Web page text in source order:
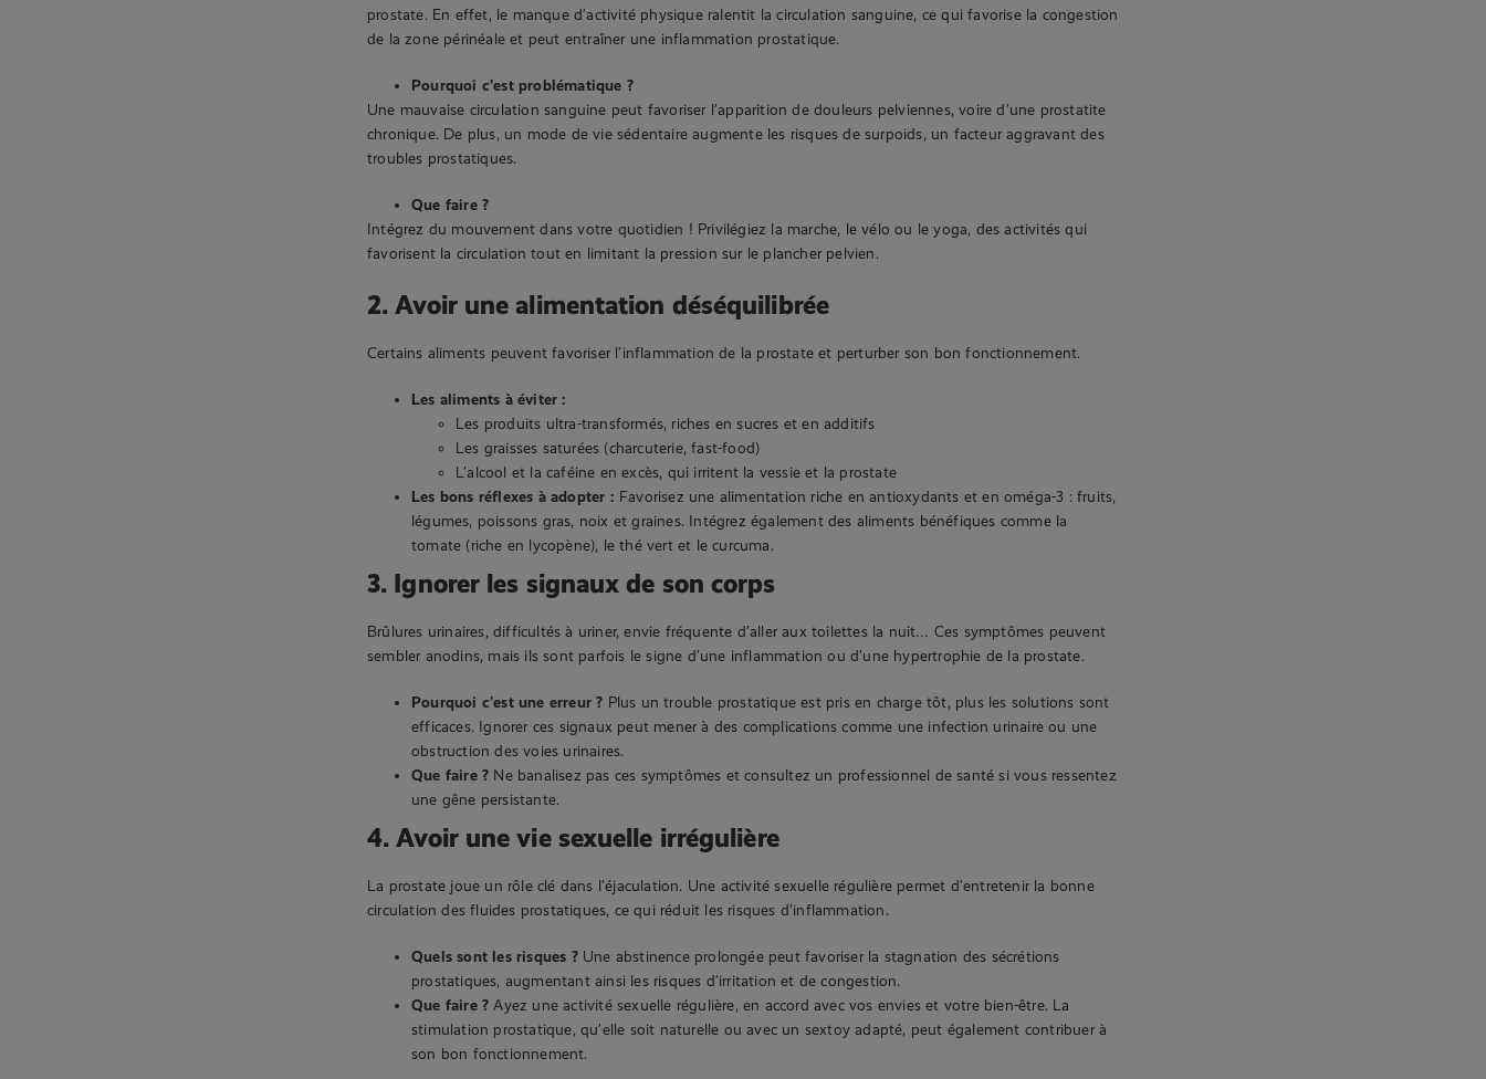
prostate. En effet, le manque d’activité physique ralentit la circulation sanguine, ce qui favorise la congestion
de la zone périnéale et peut entraîner une inflammation prostatique.
Pourquoi c’est problématique ?
Une mauvaise circulation sanguine peut favoriser l’apparition de douleurs pelviennes, voire d’une prostatite
chronique. De plus, un mode de vie sédentaire augmente les risques de surpoids, un facteur aggravant des
troubles prostatiques.
Que faire ?
Intégrez du mouvement dans votre quotidien ! Privilégiez la marche, le vélo ou le yoga, des activités qui
favorisent la circulation tout en limitant la pression sur le plancher pelvien.
2. Avoir une alimentation déséquilibrée
Certains aliments peuvent favoriser l’inflammation de la prostate et perturber son bon fonctionnement.
Les aliments à éviter :
Les produits ultra-transformés, riches en sucres et en additifs
Les graisses saturées (charcuterie, fast-food)
L’alcool et la caféine en excès, qui irritent la vessie et la prostate
Les bons réflexes à adopter : Favorisez une alimentation riche en antioxydants et en oméga-3 : fruits,
légumes, poissons gras, noix et graines. Intégrez également des aliments bénéfiques comme la
tomate (riche en lycopène), le thé vert et le curcuma.
3. Ignorer les signaux de son corps
Brûlures urinaires, difficultés à uriner, envie fréquente d’aller aux toilettes la nuit… Ces symptômes peuvent
sembler anodins, mais ils sont parfois le signe d’une inflammation ou d’une hypertrophie de la prostate.
Pourquoi c’est une erreur ? Plus un trouble prostatique est pris en charge tôt, plus les solutions sont
efficaces. Ignorer ces signaux peut mener à des complications comme une infection urinaire ou une
obstruction des voies urinaires.
Que faire ? Ne banalisez pas ces symptômes et consultez un professionnel de santé si vous ressentez
une gêne persistante.
4. Avoir une vie sexuelle irrégulière
La prostate joue un rôle clé dans l’éjaculation. Une activité sexuelle régulière permet d’entretenir la bonne
circulation des fluides prostatiques, ce qui réduit les risques d’inflammation.
Quels sont les risques ? Une abstinence prolongée peut favoriser la stagnation des sécrétions
prostatiques, augmentant ainsi les risques d’irritation et de congestion.
Que faire ? Ayez une activité sexuelle régulière, en accord avec vos envies et votre bien-être. La
stimulation prostatique, qu’elle soit naturelle ou avec un sextoy adapté, peut également contribuer à
son bon fonctionnement.